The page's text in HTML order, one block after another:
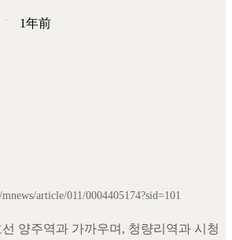
1年前
article/011/0004405174?sid=101
양주역과 가까우며, 청량리역과 시청